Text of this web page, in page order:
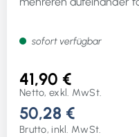
sofort verfügbar
41,90 €
Netto, exkl. MwSt.
50,28 €
Brutto, inkl. MwSt.